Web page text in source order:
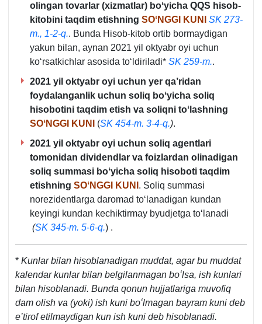
olingan tovarlar (хizmatlar) boʻyicha QQS hisob-
kitobini taqdim etishning SOʻNGGI KUNI
SK 273-
m., 1-2-q.. Bunda Hisob-kitob ortib bormaydigan
yakun bilan, aynan 2021 yil oktyabr oyi uchun
koʻrsatkichlar asosida toʻldiriladi* SK 259-m..
2021 yil oktyabr oyi uchun yer qa’ridan
foydalanganlik uchun soliq boʻyicha soliq
hisobotini taqdim etish va soliqni toʻlashning
SOʻNGGI KUNI
(SK 454-m. 3-4-q.).
2021 yil oktyabr oyi uchun soliq agentlari
tomonidan dividendlar va foizlardan olinadigan
soliq summasi boʻyicha soliq hisoboti taqdim
etishning SOʻNGGI KUNI . Soliq summasi
norezidentlarga daromad toʻlanadigan kundan
keyingi kundan kechiktirmay byudjetga toʻlanadi
(SK 345-m. 5-6-q.) .
* Kunlar bilan hisoblanadigan muddat, agar bu muddat
kalendar kunlar bilan belgilanmagan boʻlsa, ish kunlari
bilan hisoblanadi. Bunda qonun hujjatlariga muvofiq
dam olish va (yoki) ish kuni boʻlmagan bayram kuni deb
e’tirof etilmaydigan kun ish kuni deb hisoblanadi.